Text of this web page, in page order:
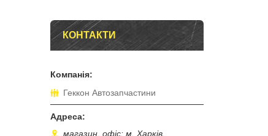
КОНТАКТИ
Геккон Автозапчастини
магазин, офіс: м. Харків,